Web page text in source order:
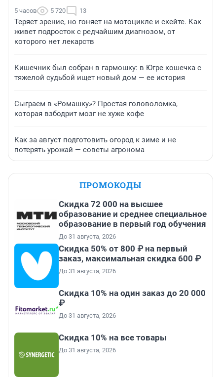
5 часов 5 720 13
Теряет зрение, но гоняет на мотоцикле и скейте. Как
живет подросток с редчайшим диагнозом, от
которого нет лекарств
Кишечник был собран в гармошку: в Югре кошечка с
тяжелой судьбой ищет новый дом — ее история
Сыграем в «Ромашку»? Простая головоломка,
которая взбодрит мозг не хуже кофе
Как за август подготовить огород к зиме и не
потерять урожай — советы агронома
ПРОМОКОДЫ
Скидка 72 000 на высшее
образование и среднее специальное
образование в первый год обучения
До 31 августа, 2026
Скидка 50% от 800 ₽ на первый
заказ, максимальная скидка 600 ₽
До 31 августа, 2026
Скидка 10% на один заказ до 20 000
₽
До 31 августа, 2026
Скидка 10% на все товары
До 31 августа, 2026